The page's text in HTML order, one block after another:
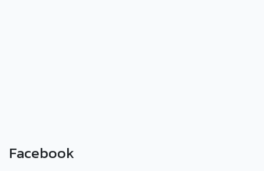
Facebook